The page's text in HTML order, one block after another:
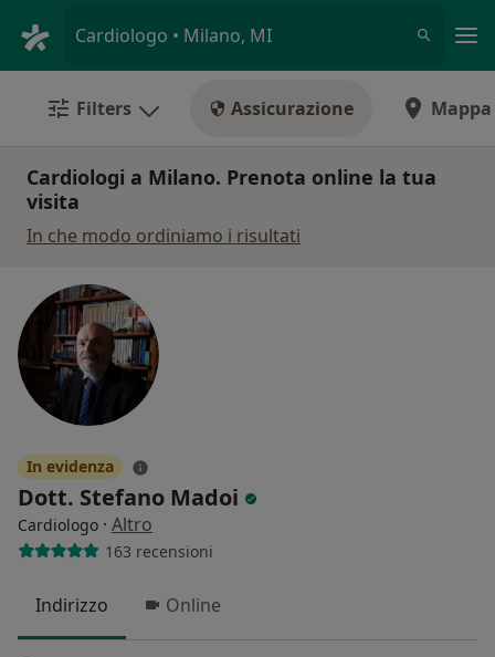
Cardiologo • Milano, MI
Filters Assicurazione Mappa
Cardiologi a Milano. Prenota online la tua
visita
In che modo ordiniamo i risultati
In evidenza
Dott. Stefano Madoi
Cardiologo · Altro
163 recensioni
Indirizzo Online